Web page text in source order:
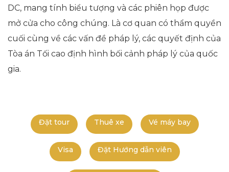
DC, mang tính biểu tượng và các phiên họp được
mở cửa cho công chúng. Là cơ quan có thẩm quyền
cuối cùng về các vấn đề pháp lý, các quyết định của
Tòa án Tối cao định hình bối cảnh pháp lý của quốc
gia.
Đặt tour Thuê xe Vé máy bay
Visa Đặt Hướng dẫn viên